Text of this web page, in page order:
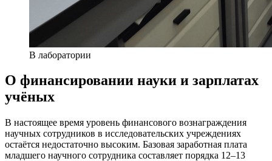
В лаборатории
О финансировании науки и зарплатах
учёных
В настоящее время уровень финансового вознаграждения
научных сотрудников в исследовательских учреждениях
остаётся недостаточно высоким. Базовая заработная плата
младшего научного сотрудника составляет порядка 12–13